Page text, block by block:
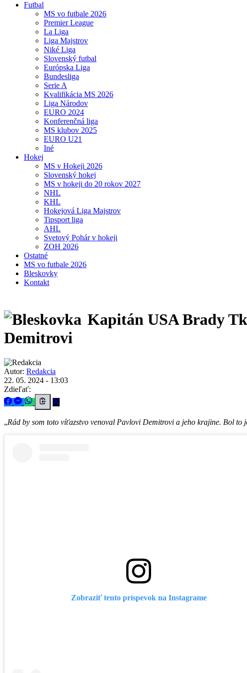
Futbal
MS vo futbale 2026
Premier League
La Liga
Liga Majstrov
Niké Liga
Slovenský futbal
Európska Liga
Bundesliga
Serie A
Kvalifikácia MS 2026
Liga Národov
EURO 2024
Konferenčná liga
MS klubov 2025
EURO U21
Iné
Hokej
MS v Hokeji 2026
Slovenský hokej
MS v hokeji do 20 rokov 2027
NHL
KHL
Hokejová Liga Majstrov
Tipsport liga
AHL
Svetový Pohár v hokeji
ZOH 2026
Ostatné
MS vo futbale 2026
Bleskovky
Kontakt
Kapitán USA Brady
Demitrovi
Autor: Redakcia
22. 05. 2024 - 13:03
Zdieľať:
Rád by som toto víťazstvo venoval Pavlovi Demitrovi a jeho krajine. Bol
Zobraziť tento príspevok na Instagrame